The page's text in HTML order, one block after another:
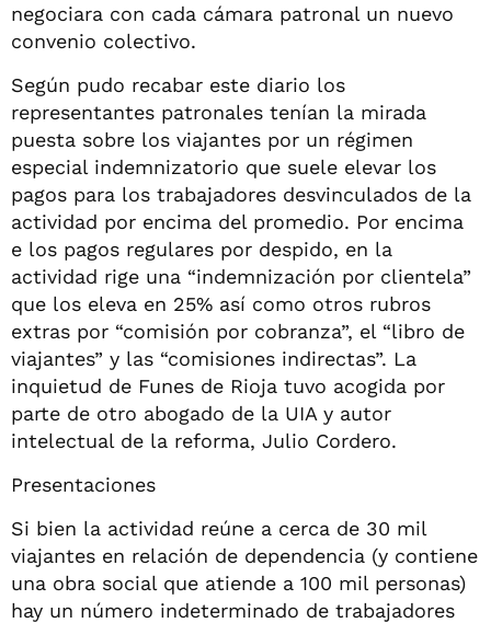
negociara con cada cámara patronal un nuevo
convenio colectivo.
Según pudo recabar este diario los
representantes patronales tenían la mirada
puesta sobre los viajantes por un régimen
especial indemnizatorio que suele elevar los
pagos para los trabajadores desvinculados de la
actividad por encima del promedio. Por encima
e los pagos regulares por despido, en la
actividad rige una “indemnización por clientela”
que los eleva en 25% así como otros rubros
extras por “comisión por cobranza”, el “libro de
viajantes” y las “comisiones indirectas”. La
inquietud de Funes de Rioja tuvo acogida por
parte de otro abogado de la UIA y autor
intelectual de la reforma, Julio Cordero.
Presentaciones
Si bien la actividad reúne a cerca de 30 mil
viajantes en relación de dependencia (y contiene
una obra social que atiende a 100 mil personas)
hay un número indeterminado de trabajadores